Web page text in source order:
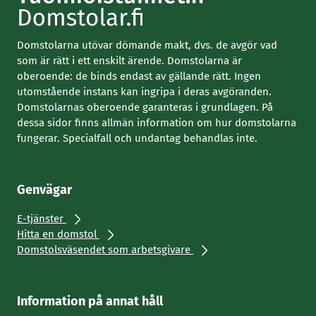
n
k
n
i
n
k
k
i
Domstolarna utövar dömande makt, dvs. de avgör vad
som är rätt i ett enskilt ärende. Domstolarna är
oberoende: de binds endast av gällande rätt. Ingen
utomstående instans kan ingripa i deras avgöranden.
Domstolarnas oberoende garanteras i grundlagen. På
dessa sidor finns allmän information om hur domstolarna
fungerar. Specialfall och undantag behandlas inte.
Genvägar
E-tjänster
Hitta en domstol
Domstolsväsendet som arbetsgivare
Information på annat håll